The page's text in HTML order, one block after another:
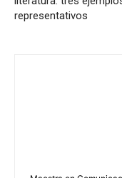
representativos